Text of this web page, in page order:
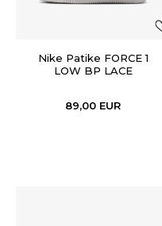
Nike Patike FORCE 1
LOW BP LACE
89,00 EUR